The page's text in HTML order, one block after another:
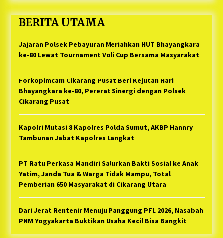
BERITA UTAMA
Jajaran Polsek Pebayuran Meriahkan HUT Bhayangkara
ke-80 Lewat Tournament Voli Cup Bersama Masyarakat
Forkopimcam Cikarang Pusat Beri Kejutan Hari
Bhayangkara ke-80, Pererat Sinergi dengan Polsek
Cikarang Pusat
Kapolri Mutasi 8 Kapolres Polda Sumut, AKBP Hannry
Tambunan Jabat Kapolres Langkat
PT Ratu Perkasa Mandiri Salurkan Bakti Sosial ke Anak
Yatim, Janda Tua & Warga Tidak Mampu, Total
Pemberian 650 Masyarakat di Cikarang Utara
Dari Jerat Rentenir Menuju Panggung PFL 2026, Nasabah
PNM Yogyakarta Buktikan Usaha Kecil Bisa Bangkit